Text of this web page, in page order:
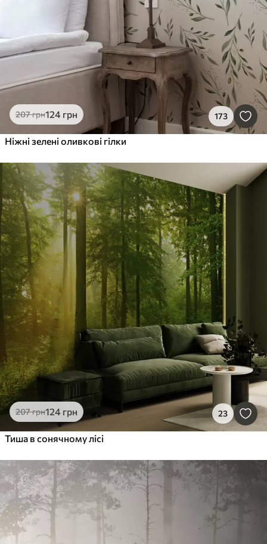
207грн124 грн 173
Ніжні зелені оливкові гілки
207грн124 грн 23
Тиша в сонячному лісі